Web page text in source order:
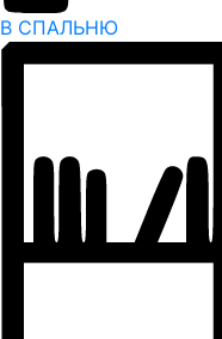
В СПАЛЬНЮ